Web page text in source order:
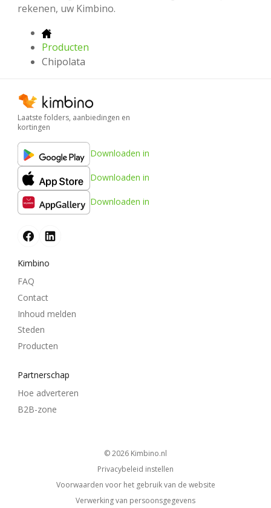
rekenen, uw Kimbino.
Producten
Chipolata
Laatste folders, aanbiedingen en
kortingen
Downloaden in
Downloaden in
Downloaden in
Kimbino
FAQ
Contact
Inhoud melden
Steden
Producten
Partnerschap
Hoe adverteren
B2B-zone
© 2026
kimbino.nl
Privacybeleid instellen
Voorwaarden voor het gebruik van de website
Verwerking van persoonsgegevens